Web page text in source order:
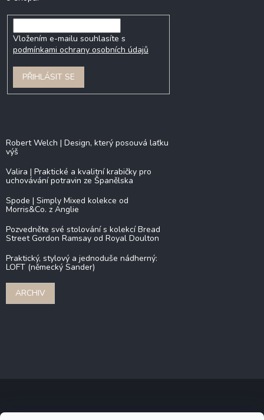
Vložením e-mailu souhlasíte s
podmínkami ochrany osobních údajů
PŘIHLÁSIT SE
Robert Welch | Design, který posouvá laťku
výš
Valira | Praktické a kvalitní krabičky pro
uchovávání potravin ze Španělska
Spode | Simply Mixed kolekce od
Morris&Co. z Anglie
Pozvedněte své stolování s kolekcí Bread
Street Gordon Ramsay od Royal Doulton
Praktický, stylový a jednoduše nádherný:
LOFT (německý Sander)
ARCHIV